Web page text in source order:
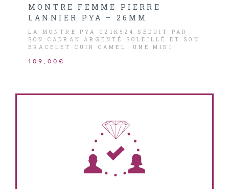
MONTRE FEMME PIERRE
LANNIER PYA – 26MM
LA MONTRE PYA 021K524 SÉDUIT PAR
SON CADRAN ARGENTÉ SOLEILLÉ ET SON
BRACELET CUIR CAMEL. UNE MINI
FÉMININE.
109,00€